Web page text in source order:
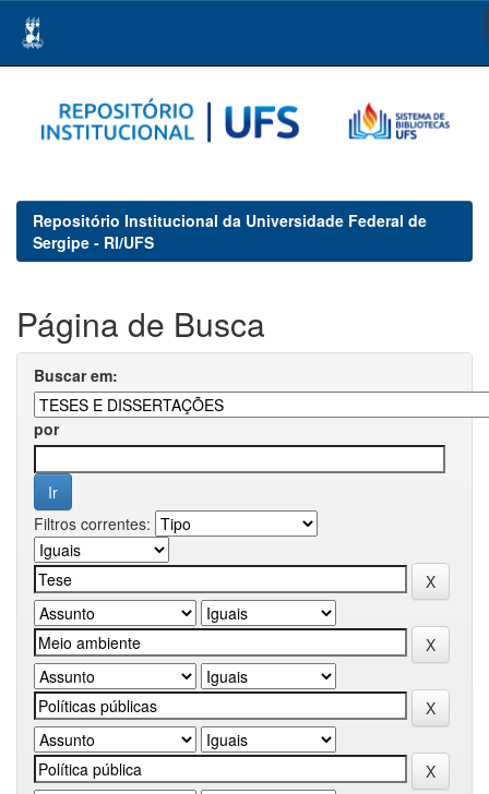
navigation
Repositório Institucional da Universidade Federal de
Sergipe - RI/UFS
Página de Busca
Buscar em:
por
Filtros correntes: